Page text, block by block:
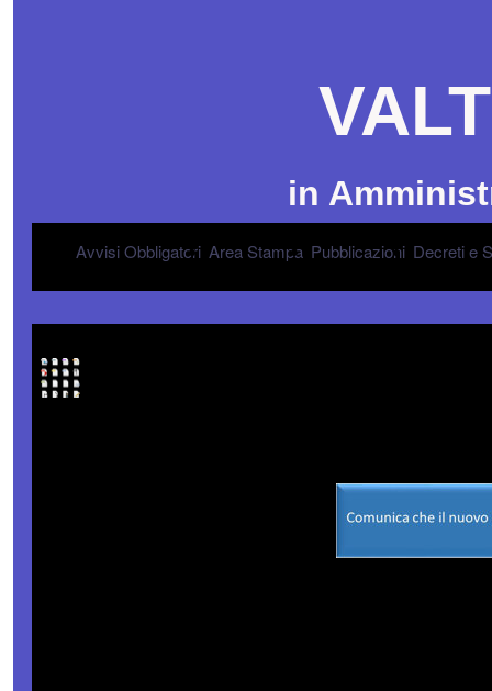
in
Avvisi Obbligatori Area Stampa Pubblicazioni Decreti e